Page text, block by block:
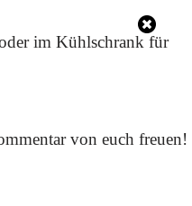
im Kühlschrank für
von euch freuen!